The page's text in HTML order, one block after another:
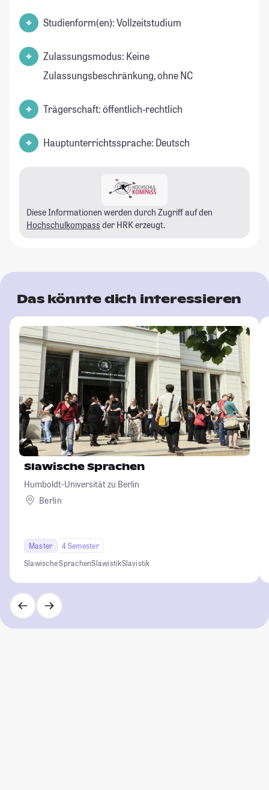
Studienform(en): Vollzeitstudium
Zulassungsmodus: Keine
Zulassungsbeschränkung, ohne NC
Trägerschaft: öffentlich-rechtlich
Hauptunterrichtssprache: Deutsch
Diese Informationen werden durch Zugriff auf den
Hochschulkompass der HRK erzeugt.
Das könnte dich interessieren
Slawische Sprachen
Humboldt-Universität zu Berlin
Berlin
Master
4 Semester
Slawische SprachenSlawistikSlavistik